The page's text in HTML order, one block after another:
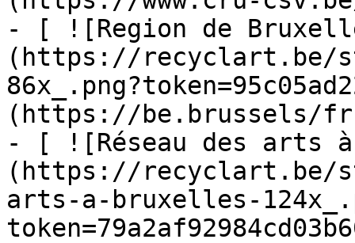
- [ ![Region de
(https://recyclart.be/
(https://be.brussels/
- [ ![Réseau des arts
(https://recyclart.be/
arts-a-bruxelles-